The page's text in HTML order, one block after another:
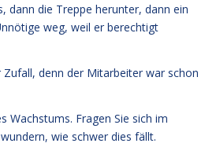
dann die Treppe herunter, dann ein
weg, weil er berechtigt
denn der Mitarbeiter war schon
Wachstums. Fragen Sie sich im
wie schwer dies fällt.